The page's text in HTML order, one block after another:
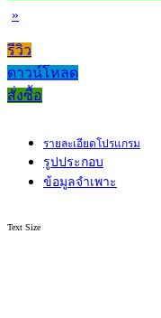
»
รีวิว
ดาวน์โหลด
สั่งซื้อ
รายละเอียดโปรแกรม
รูปประกอบ
ข้อมูลจำเพาะ
Text Size